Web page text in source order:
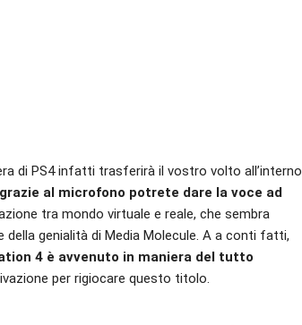
di PS4 infatti trasferirà il vostro volto all’interno
grazie al microfono potrete dare la voce ad
tra mondo virtuale e reale, che sembra
della genialità di Media Molecule. A a conti fatti,
4 è avvenuto in maniera del tutto
per rigiocare questo titolo.